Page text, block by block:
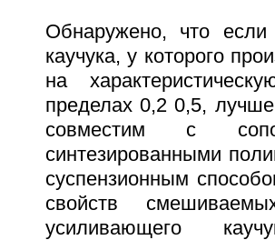
Обнаружено, что если
каучука, у которого
на
пределах 0,2 0,5,
совместим с
синтезированными
суспензионным
свойств
усиливающего